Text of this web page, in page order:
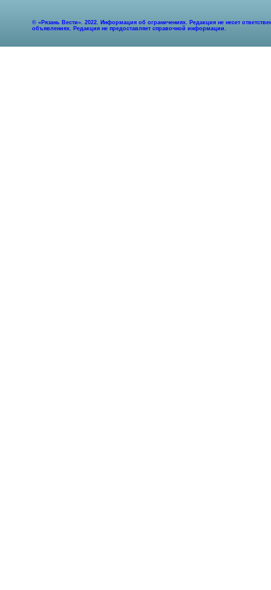
© «Рязань Вести». 2022. Информация об ограничениях. Редакция не несет
объявлениях. Редакция не предоставляет справочной информации.